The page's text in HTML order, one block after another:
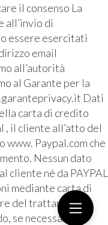
il consenso La
all’invio di
essere esercitati
email
all’autorità
al Garante per la
Dati
carta di credito
, il cliente all’atto del
Paypal.com che
Nessun dato
cliente né da PAYPAL
mediante carta di
del trattamento
se necessario, il